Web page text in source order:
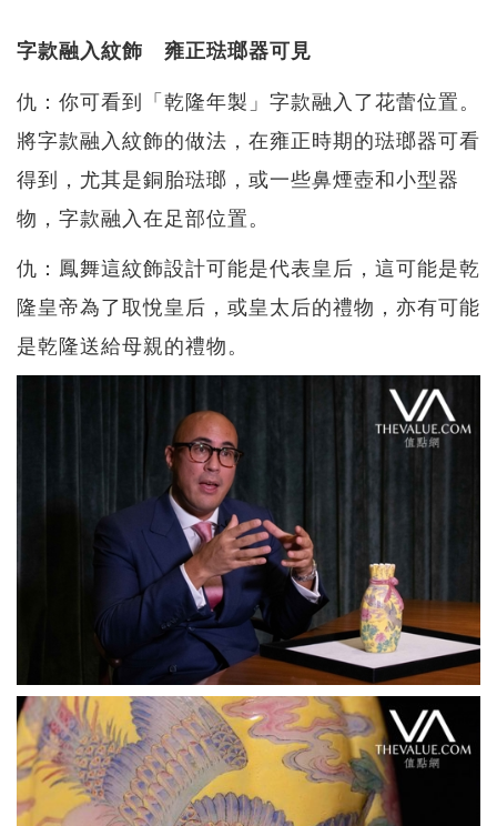
字款融入紋飾 雍正琺瑯器可見
仇：你可看到「乾隆年製」字款融入了花蕾位置。
將字款融入紋飾的做法，在雍正時期的琺瑯器可看
得到，尤其是銅胎琺瑯，或一些鼻煙壺和小型器
物，字款融入在足部位置。
仇：鳳舞這紋飾設計可能是代表皇后，這可能是乾
隆皇帝為了取悅皇后，或皇太后的禮物，亦有可能
是乾隆送給母親的禮物。